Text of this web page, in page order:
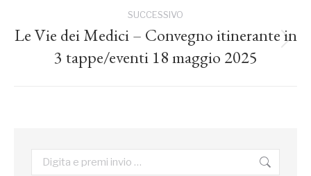
post
SUCCESSIVO
Prossimo
post:
Le Vie dei Medici – Convegno itinerante in
3 tappe/eventi 18 maggio 2025
Cerca: